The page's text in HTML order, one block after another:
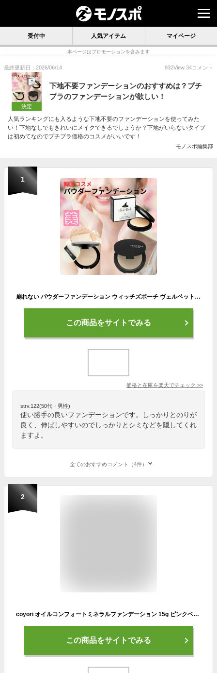
受付中 人気アイテム マイページ
本ページはプロモーションを含みます
最終更新日：2026/06/14 932View 34コメント
決定
下地不要ファンデーションのおすすめは？プチ
プラのファンデーションが欲しい！
人気ランキングにも入るような下地不要のファンデーションを使ってみた
い！下地なしでもきれいにメイクできるでしょうか？下地がいらないタイプ
は初めてなのでプチプラ価格のコスメがいいです！
モノスポ編集部
1
崩れない パウダーファンデーション ウィッチズポーチ ヴェルベットトゥーウェイケーキ パフ付 12g ウォータープルーフ パウダー ファンデーション 下地不要 カバー力 ミネラル マスクにつかない ミニ サイズ 韓国コスメ 化粧品 長持ち 落ちにくい
この商品をサイトでみる
価格と在庫を楽天でチェック >>
strv.122(50代・男性)
使い勝手の良いファンデーションです。しっかりとのりが
良く、伸ばしやすいのでしっかりとシミなどを隠してくれ
ますよ。
全てのおすすめコメント（4件）
2
coyori オイルコンフォートミネラルファンデーション 15g ピンクベージュ (約2か月分) 《クリームファンデ 新商品 石鹸で落とせる ミネラル ファンデーション UVカット SPF46/PA+++ ツヤ美肌 下地不要 時短コスメ プレゼント ツヤ肌 ファンデ コヨリ こより》
この商品をサイトでみる